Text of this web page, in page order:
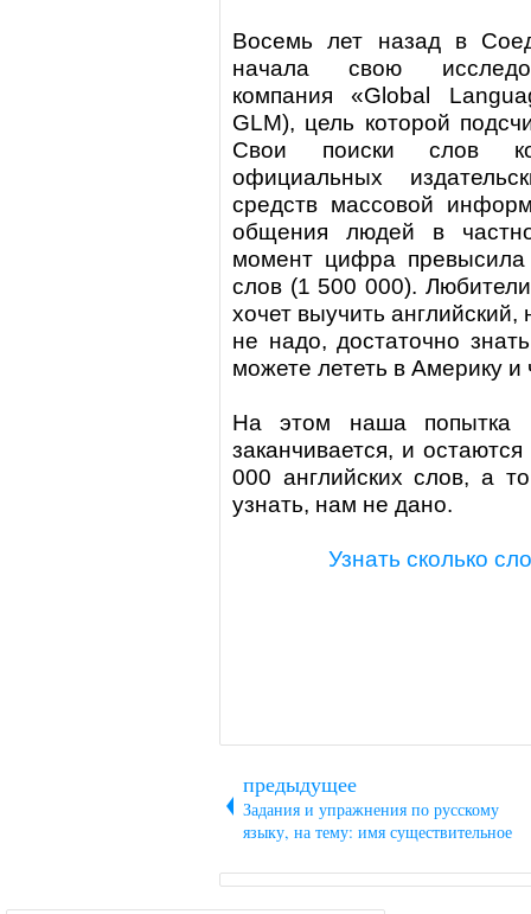
Восемь лет назад в
начала свою
компания «Global
GLM), цель которой
Свои поиски слов
официальных
средств массовой
общения людей в
момент цифра
слов (1 500 000).
хочет выучить английский,
не надо, достаточно
можете лететь в Америку
На этом наша попытка
заканчивается, и
000 английских слов, а
узнать, нам не дано.
Узнать сколько
предыдущее
Задания и упражнения по русскому
языку, на тему: имя существительное